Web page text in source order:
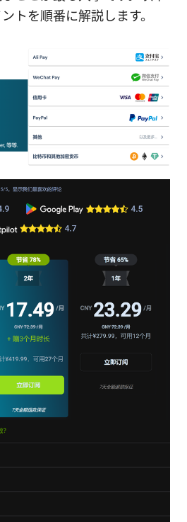
トを順番に解説します。